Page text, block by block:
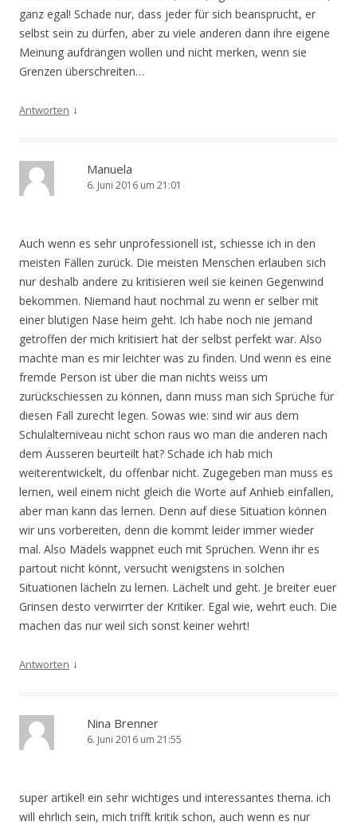
ganz egal! Schade nur, dass jeder für sich beansprucht, er
selbst sein zu dürfen, aber zu viele anderen dann ihre eigene
Meinung aufdrängen wollen und nicht merken, wenn sie
Grenzen überschreiten…
Antworten ↓
Manuela
6. Juni 2016 um 21:01
Auch wenn es sehr unprofessionell ist, schiesse ich in den
meisten Fällen zurück. Die meisten Menschen erlauben sich
nur deshalb andere zu kritisieren weil sie keinen Gegenwind
bekommen. Niemand haut nochmal zu wenn er selber mit
einer blutigen Nase heim geht. Ich habe noch nie jemand
getroffen der mich kritisiert hat der selbst perfekt war. Also
machte man es mir leichter was zu finden. Und wenn es eine
fremde Person ist über die man nichts weiss um
zurückschiessen zu können, dann muss man sich Sprüche für
diesen Fall zurecht legen. Sowas wie: sind wir aus dem
Schulalterniveau nicht schon raus wo man die anderen nach
dem Äusseren beurteilt hat? Schade ich hab mich
weiterentwickelt, du offenbar nicht. Zugegeben man muss es
lernen, weil einem nicht gleich die Worte auf Anhieb einfallen,
aber man kann das lernen. Denn auf diese Situation können
wir uns vorbereiten, denn die kommt leider immer wieder
mal. Also Mädels wappnet euch mit Sprüchen. Wenn ihr es
partout nicht könnt, versucht wenigstens in solchen
Situationen lächeln zu lernen. Lächelt und geht. Je breiter euer
Grinsen desto verwirrter der Kritiker. Egal wie, wehrt euch. Die
machen das nur weil sich sonst keiner wehrt!
Antworten ↓
Nina Brenner
6. Juni 2016 um 21:55
super artikel! ein sehr wichtiges und interessantes thema. ich
will ehrlich sein, mich trifft kritik schon, auch wenn es nur